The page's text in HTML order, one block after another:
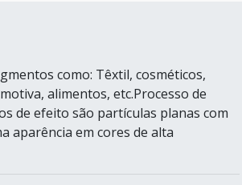
como: Têxtil, cosméticos,
alimentos, etc.Processo de
de efeito são partículas planas com
aparência em cores de alta